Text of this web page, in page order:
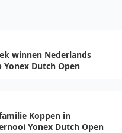
winnen Nederlands
Dutch Open
Koppen in
Yonex Dutch Open